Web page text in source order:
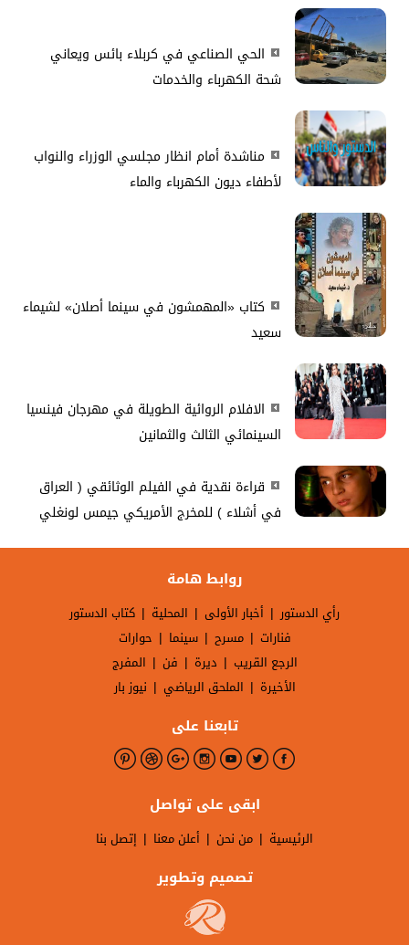
الحي الصناعي في كربلاء بائس ويعاني
شحة الكهرباء والخدمات
مناشدة أمام انظار مجلسي الوزراء والنواب
لأطفاء ديون الكهرباء والماء
كتاب «المهمشون في سينما أصلان» لشيماء
سعيد
الافلام الروائية الطويلة في مهرجان فينسيا
السينمائي الثالث والثمانين
قراءة نقدية في الفيلم الوثائقي ( العراق
في أشلاء ) للمخرج الأمريكي جيمس لونغلي
روابط هامة
رأي الدستور | أخبار الأولى | المحلية | كتاب الدستور
فنارات | مسرح | سينما | حوارات
الرجع القريب | ديرة | فن | المفرج
الأخيرة | الملحق الرياضي | نيوز بار
تابعنا على
ابقى على تواصل
الرئيسية | من نحن | أعلن معنا | إتصل بنا
تصميم وتطوير